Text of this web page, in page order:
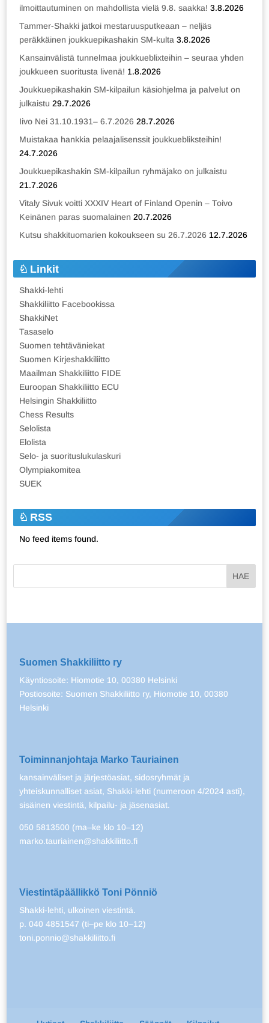
ilmoittautuminen on mahdollista vielä 9.8. saakka! 3.8.2026
Tammer-Shakki jatkoi mestaruusputkeaan – neljäs
peräkkäinen joukkuepikashakin SM-kulta 3.8.2026
Kansainvälistä tunnelmaa joukkueblixteihin – seuraa yhden
joukkueen suoritusta livenä! 1.8.2026
Joukkuepikashakin SM-kilpailun käsiohjelma ja palvelut on
julkaistu 29.7.2026
Iivo Nei 31.10.1931– 6.7.2026 28.7.2026
Muistakaa hankkia pelaajalisenssit joukkuebliksteihin!
24.7.2026
Joukkuepikashakin SM-kilpailun ryhmäjako on julkaistu
21.7.2026
Vitaly Sivuk voitti XXXIV Heart of Finland Openin – Toivo
Keinänen paras suomalainen 20.7.2026
Kutsu shakkituomarien kokoukseen su 26.7.2026 12.7.2026
Linkit
Shakki-lehti
Shakkiliitto Facebookissa
ShakkiNet
Tasaselo
Suomen tehtäväniekat
Suomen Kirjeshakkiliitto
Maailman Shakkiliitto FIDE
Euroopan Shakkiliitto ECU
Helsingin Shakkiliitto
Chess Results
Selolista
Elolista
Selo- ja suorituslukulaskuri
Olympiakomitea
SUEK
RSS
No feed items found.
Suomen Shakkiliitto ry
Käyntiosoite: Hiomotie 10, 00380 Helsinki
Postiosoite: Suomen Shakkiliitto ry, Hiomotie 10, 00380
Helsinki
Toiminnanjohtaja Marko Tauriainen
kansainväliset ja järjestöasiat, sidosryhmät ja
yhteiskunnalliset asiat, Shakki-lehti (numeroon 4/2024 asti),
sisäinen viestintä, kilpailu- ja jäsenasiat.
050 5813500 (ma–ke klo 10–12)
marko.tauriainen@shakkiliitto.fi
Viestintäpäällikkö Toni Pönniö
Shakki-lehti, ulkoinen viestintä.
p. 040 4851547 (ti–pe klo 10–12)
toni.ponnio@shakkiliitto.fi